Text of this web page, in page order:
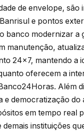
de envelope, são
e pontos
banco modernizar a
manutenção,
24×7, mantendo a
oferecem a
Além
e democratização do
em tempo real
demais instituições